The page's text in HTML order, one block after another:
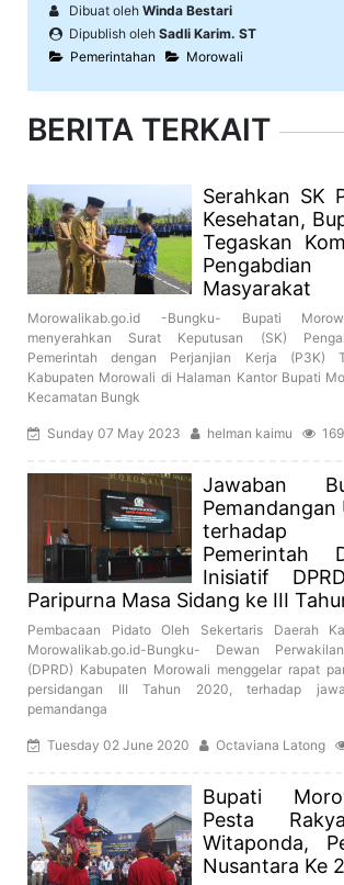
Dibuat oleh Winda Bestari
Dipublish oleh Sadli Karim. ST
Pemerintahan
Morowali
BERITA TERKAIT
Serahkan SK
Kesehatan,
Tegaskan
Masyarakat
Morowalikab.go.id -Bungku- Bupati
menyerahkan Surat Keputusan (SK)
Pemerintah dengan Perjanjian Kerja (P3K)
Kabupaten Morowali di Halaman Kantor Bupati
Kecamatan Bungk
Sunday 07 May 2023 helman kaimu
Jawaban
Pemandangan
Pemerintah
Inisiatif
Paripurna Masa Sidang ke III
Pembacaan Pidato Oleh Sekertaris Daerah
Morowalikab.go.id-Bungku- Dewan
(DPRD) Kabupaten Morowali menggelar rapat
persidangan III Tahun 2020, terhadap
pemandanga
Tuesday 02 June 2020 Octaviana Latong
Bupati
Pesta
Witaponda,
Nusantara Ke